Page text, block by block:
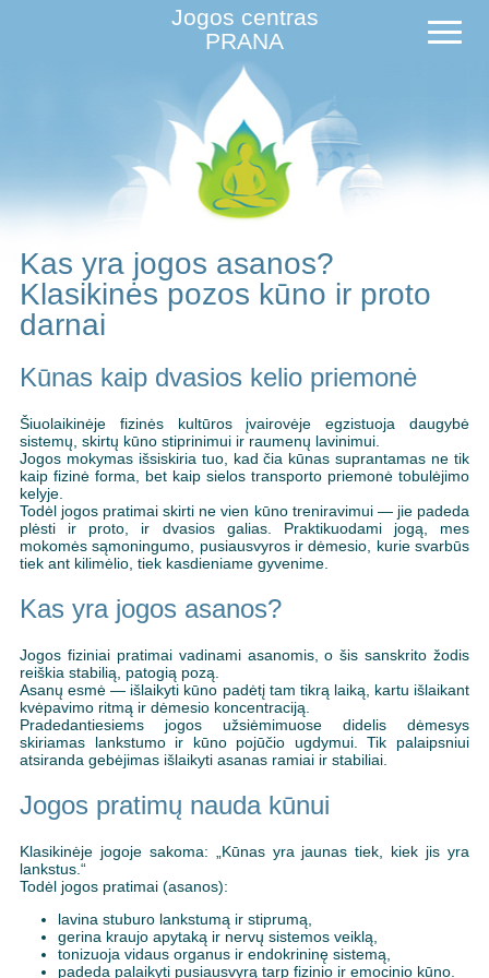
Jogos centras
PRANA
Kas yra jogos asanos?
Klasikinės pozos kūno ir proto
darnai
Kūnas kaip dvasios kelio priemonė
Šiuolaikinėje fizinės kultūros įvairovėje egzistuoja daugybė
sistemų, skirtų kūno stiprinimui ir raumenų lavinimui.
Jogos mokymas išsiskiria tuo, kad čia kūnas suprantamas ne tik
kaip fizinė forma, bet kaip sielos transporto priemonė tobulėjimo
kelyje.
Todėl jogos pratimai skirti ne vien kūno treniravimui — jie padeda
plėsti ir proto, ir dvasios galias. Praktikuodami jogą, mes
mokomės sąmoningumo, pusiausvyros ir dėmesio, kurie svarbūs
tiek ant kilimėlio, tiek kasdieniame gyvenime.
Kas yra jogos asanos?
Jogos fiziniai pratimai vadinami asanomis, o šis sanskrito žodis
reiškia stabilią, patogią pozą.
Asanų esmė — išlaikyti kūno padėtį tam tikrą laiką, kartu išlaikant
kvėpavimo ritmą ir dėmesio koncentraciją.
Pradedantiesiems jogos užsiėmimuose didelis dėmesys
skiriamas lankstumo ir kūno pojūčio ugdymui. Tik palaipsniui
atsiranda gebėjimas išlaikyti asanas ramiai ir stabiliai.
Jogos pratimų nauda kūnui
Klasikinėje jogoje sakoma: „Kūnas yra jaunas tiek, kiek jis yra
lankstus.“
Todėl jogos pratimai (asanos):
lavina stuburo lankstumą ir stiprumą,
gerina kraujo apytaką ir nervų sistemos veiklą,
tonizuoja vidaus organus ir endokrininę sistemą,
padeda palaikyti pusiausvyrą tarp fizinio ir emocinio kūno.